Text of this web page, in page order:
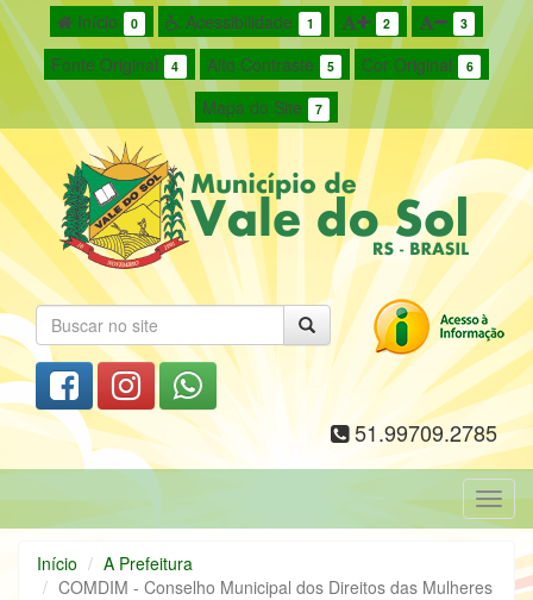
Início 0 Acessibilidade 1 2 3
Fonte Original 4 Alto Contraste 5 Cor Original 6
Mapa do Site 7
51.99709.2785
Início
A Prefeitura
COMDIM - Conselho Municipal dos Direitos das Mulheres